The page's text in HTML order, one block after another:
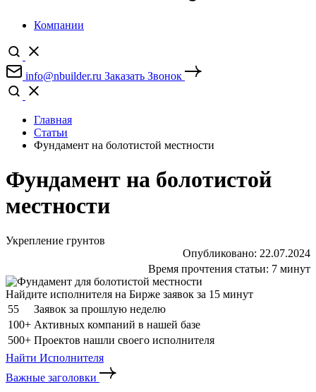
Компании
info@nbuilder.ru Заказать Звонок
Главная
Статьи
Фундамент на болотистой местности
Фундамент на болотистой
местности
Укрепление грунтов
Опубликовано: 22.07.2024
Время прочтения статьи: 7 минут
Найдите исполнителя на Бирже заявок за 15 минут
55
Заявок за прошлую неделю
100+ Активных компаний в нашей базе
500+ Проектов нашли своего исполнителя
Найти Исполнителя
Важные заголовки